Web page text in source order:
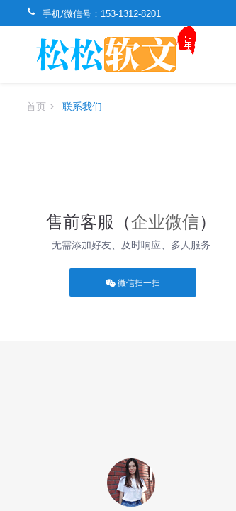
手机/微信号： 153-1312-8201
首页 联系我们
售前客服（企业微信）
无需添加好友、及时响应、多人服务
微信扫一扫